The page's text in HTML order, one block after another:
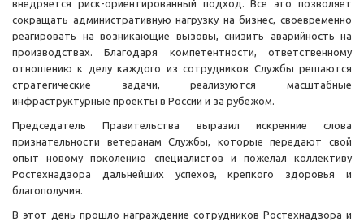
внедряется риск-ориентированный подход. Все это позволяет
сокращать административную нагрузку на бизнес, своевременно
реагировать на возникающие вызовы, снизить аварийность на
производствах. Благодаря компетентности, ответственному
отношению к делу каждого из сотрудников Службы решаются
стратегические задачи, реализуются масштабные
инфраструктурные проекты в России и за рубежом.
Председатель Правительства выразил искренние слова
признательности ветеранам Службы, которые передают свой
опыт новому поколению специалистов и пожелал коллективу
Ростехнадзора дальнейших успехов, крепкого здоровья и
благополучия.
В этот день прошло награждение сотрудников Ростехнадзора и